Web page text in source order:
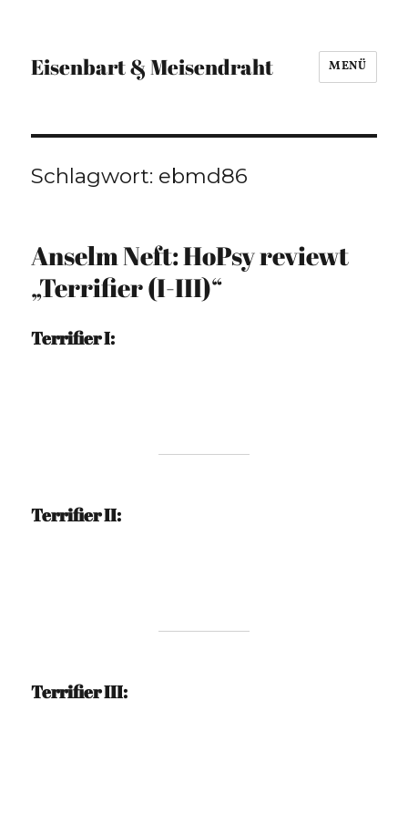
Eisenbart & Meisendraht MENÜ
Schlagwort: ebmd86
Anselm Neft: HoPsy reviewt
„Terrifier (I-III)“
Terrifier I:
Terrifier II:
Terrifier III: